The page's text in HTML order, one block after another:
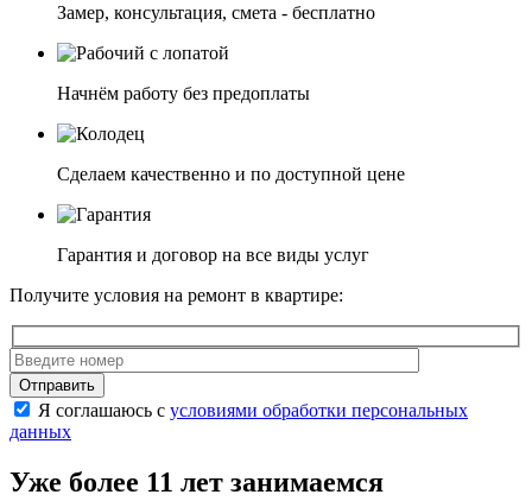
Замер, консультация, смета - бесплатно
Начнём работу без предоплаты
Сделаем качественно и по доступной цене
Гарантия и договор на все виды услуг
Получите условия на ремонт в квартире:
Отправить
Я соглашаюсь с условиями обработки персональных
данных
Уже более 11 лет занимаемся